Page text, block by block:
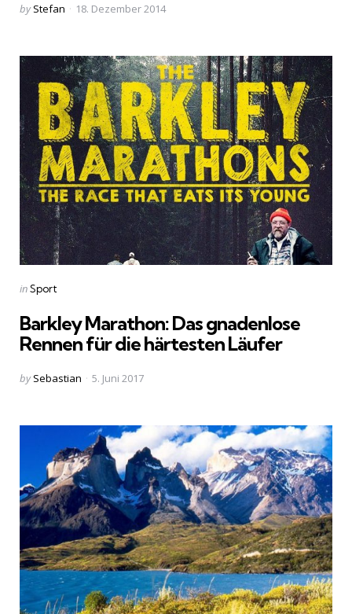
Posted
by Stefan 18. Dezember 2014
Categories
Posted
inSport
Barkley Marathon: Das gnadenlose
Rennen für die härtesten Läufer
Posted
by Sebastian 5. Juni 2017